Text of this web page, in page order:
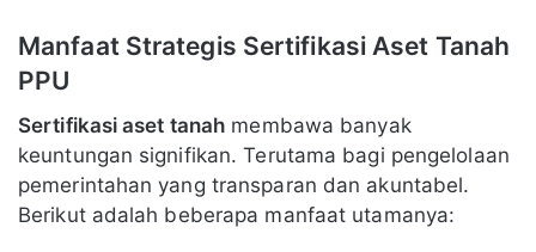
Manfaat Strategis Sertifikasi Aset Tanah
PPU
Sertifikasi aset tanah membawa banyak
keuntungan signifikan. Terutama bagi pengelolaan
pemerintahan yang transparan dan akuntabel.
Berikut adalah beberapa manfaat utamanya: